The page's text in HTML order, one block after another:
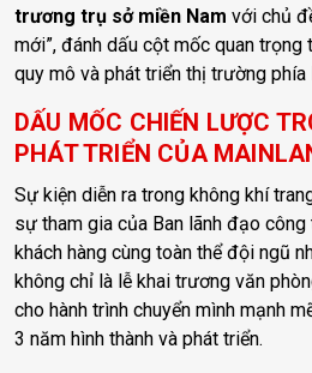
trương trụ sở miền Nam với chủ
mới”, đánh dấu cột mốc quan
quy mô và phát triển thị trường phía
DẤU MỐC CHIẾN LƯỢC
PHÁT TRIỂN CỦA
Sự kiện diễn ra trong không khí
sự tham gia của Ban lãnh đạo
khách hàng cùng toàn thể đội ngũ
không chỉ là lễ khai trương văn
cho hành trình chuyển mình mạnh
3 năm hình thành và phát triển.